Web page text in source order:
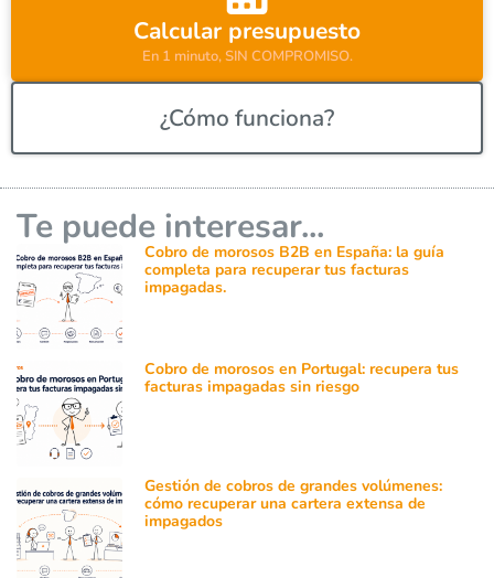
:
Calcular presupuesto
En 1 minuto, SIN COMPROMISO.
¿Cómo funciona?
Te puede interesar...
Cobro de morosos B2B en España: la guía
completa para recuperar tus facturas
impagadas.
Cobro de morosos en Portugal: recupera tus
facturas impagadas sin riesgo
Gestión de cobros de grandes volúmenes:
cómo recuperar una cartera extensa de
impagados